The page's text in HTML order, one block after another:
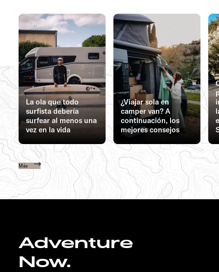
La ola que todo
surfista debería
surfear al menos una
vez en la vida
¿Viajar sola en
camper van? A
continuación, los
mejores consejos
Más
Adventure
Now.